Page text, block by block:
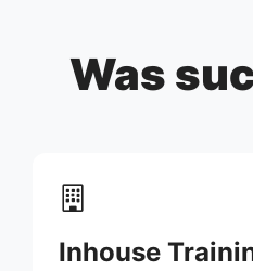
Was
Inhouse